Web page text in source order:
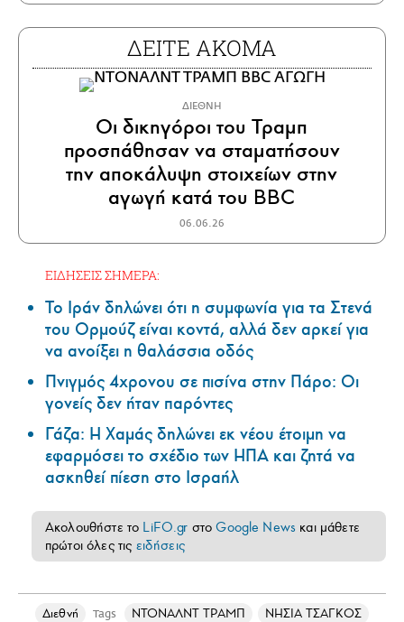
ΔΕΙΤΕ ΑΚΟΜΑ
ΔΙΕΘΝΗ
Οι δικηγόροι του Τραμπ
προσπάθησαν να σταματήσουν
την αποκάλυψη στοιχείων στην
αγωγή κατά του BBC
06.06.26
ΕΙΔΗΣΕΙΣ ΣΗΜΕΡΑ:
Το Ιράν δηλώνει ότι η συμφωνία για τα Στενά
του Ορμούζ είναι κοντά, αλλά δεν αρκεί για
να ανοίξει η θαλάσσια οδός
Πνιγμός 4χρονου σε πισίνα στην Πάρο: Οι
γονείς δεν ήταν παρόντες
Γάζα: Η Χαμάς δηλώνει εκ νέου έτοιμη να
εφαρμόσει το σχέδιο των ΗΠΑ και ζητά να
ασκηθεί πίεση στο Ισραήλ
Ακολουθήστε το LiFO.gr στοGoogle News και μάθετε
πρώτοι όλες τις ειδήσεις
Διεθνή Tags ΝΤΟΝΑΛΝΤ ΤΡΑΜΠ
ΝΗΣΙΑ ΤΣΑΓΚΟΣ